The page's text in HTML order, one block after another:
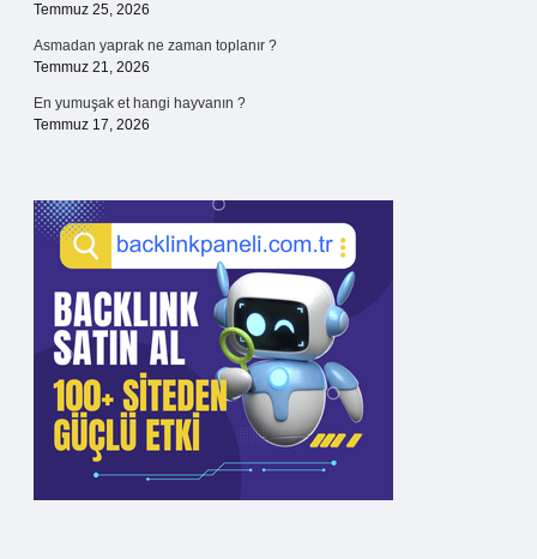
Temmuz 25, 2026
Asmadan yaprak ne zaman toplanır ?
Temmuz 21, 2026
En yumuşak et hangi hayvanın ?
Temmuz 17, 2026